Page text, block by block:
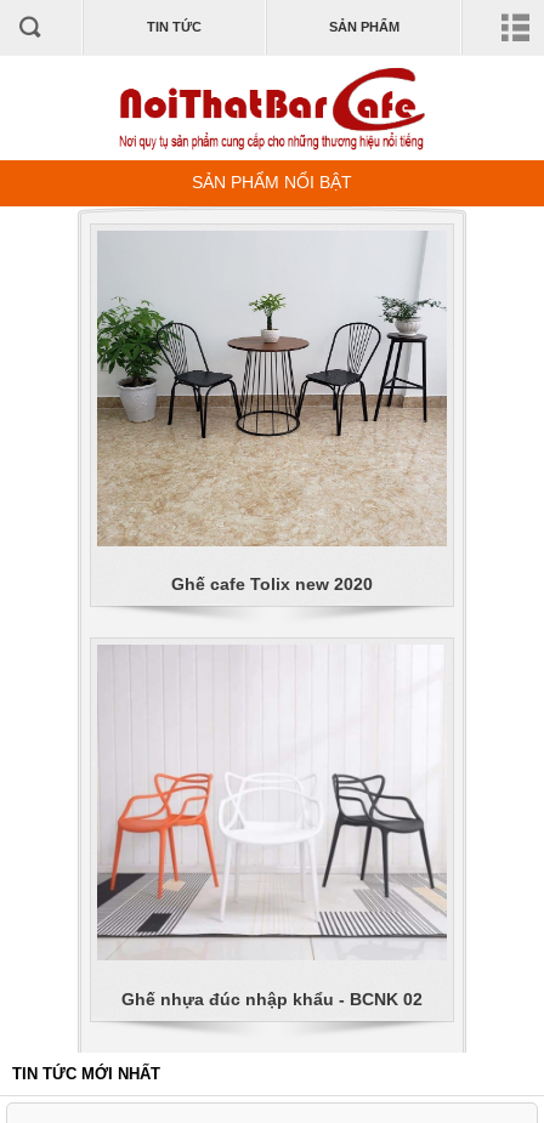
TIN TỨC SẢN PHẨM
SẢN PHẨM NỔI BẬT
Ghế cafe Tolix new 2020
Ghế nhựa đúc nhập khẩu - BCNK 02
TIN TỨC MỚI NHẤT